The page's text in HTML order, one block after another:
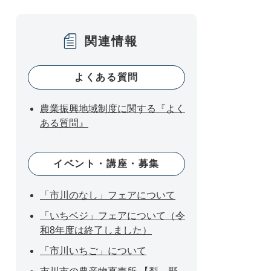
関連情報
よくある質問
農業振興地域制度に関する『よく
ある質問』
イベント・講座・募集
「市川のなし」フェアについて
「いちベジ」フェアについて（令
和8年度は終了しました）
「市川いちご」について